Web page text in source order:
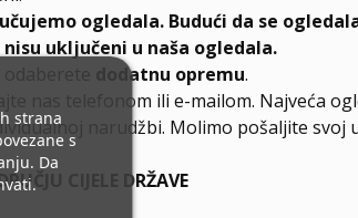
ogledala. Budući da se
uključeni u naša ogledala.
dodatnu opremu.
nas telefonom ili e-mailom. Najveća
narudžbi. Molimo pošaljite svoj
CIJELE DRŽAVE
strana
s
Da